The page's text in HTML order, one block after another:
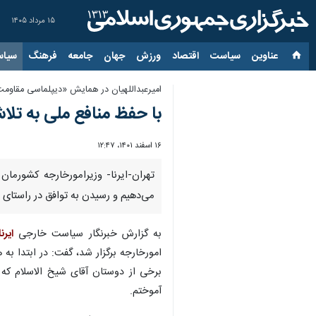
۱۵ مرداد ۱۴۰۵
عناوین‌ سیاست اقتصاد ورزش جهان جامعه فرهنگ
امیرعبداللهیان در همایش «دیپلماسی
با حفظ منافع ملی به
۱۶ اسفند ۱۴۰۱، ۱۲:۴۷